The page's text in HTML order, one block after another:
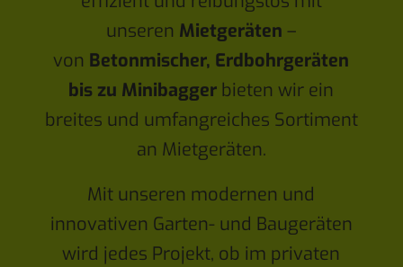
unseren Mietgeräten–
von Betonmischer, Erdbohrgeräten
bis zu Minibagger bieten wir ein
breites und umfangreiches Sortiment
an Mietgeräten.
Mit unseren modernen und
innovativen Garten- und Baugeräten
wird jedes Projekt, ob im privaten